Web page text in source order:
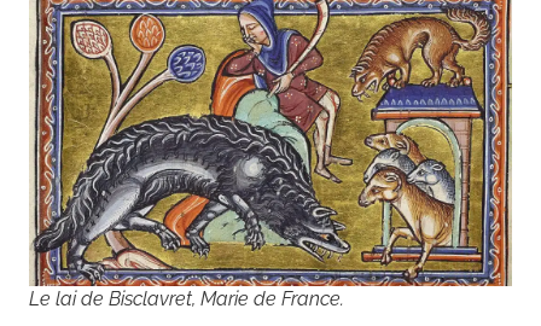
Le lai de Bisclavret, Marie de France.